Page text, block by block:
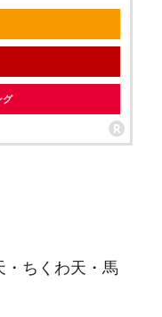
グ
ちくわ天・馬